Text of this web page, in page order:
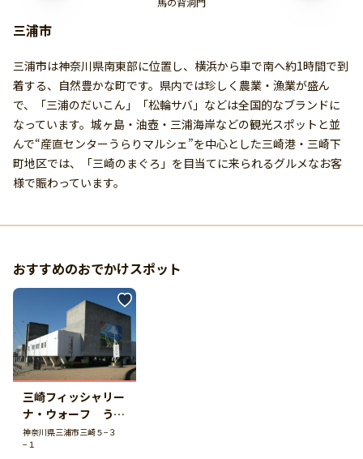
三浦市
三浦市は神奈川県南東部に位置し、横浜から車で南へ約1時間で到
着する、自然豊かな町です。県内では珍しく農業・漁業が盛ん
で、「三浦のだいこん」「松輪サバ」などは全国的なブランドに
なっています。城ヶ島・油壺・三浦海岸などの観光スポットと並
んで“産直センターうらりマルシェ”を中心とした三崎港・三崎下
町地区では、「三崎のまぐろ」を目当てに来られるグルメなお客
様で賑わっています。
おすすめのおでかけスポット
三崎フィッシャリー
ナ・ウォーフ うら
り
神奈川県三浦市三崎５−３
−１